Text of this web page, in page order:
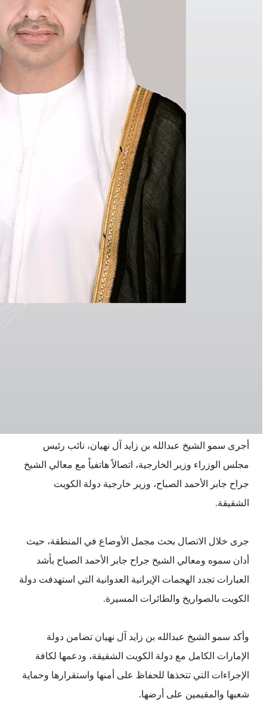
أجرى سمو الشيخ عبدالله بن زايد آل نهيان، نائب رئيس
مجلس الوزراء وزير الخارجية، اتصالاً هاتفياً مع معالي الشيخ
جراح جابر الأحمد الصباح، وزير خارجية دولة الكويت
الشقيقة.
جرى خلال الاتصال بحث مجمل الأوضاع في المنطقة، حيث
أدان سموه ومعالي الشيخ جراح جابر الأحمد الصباح بأشد
العبارات تجدد الهجمات الإيرانية العدوانية التي استهدفت دولة
الكويت بالصواريخ والطائرات المسيرة.
وأكد سمو الشيخ عبدالله بن زايد آل نهيان تضامن دولة
الإمارات الكامل مع دولة الكويت الشقيقة، ودعمها لكافة
الإجراءات التي تتخذها للحفاظ على أمنها واستقرارها وحماية
شعبها والمقيمين على أرضها.